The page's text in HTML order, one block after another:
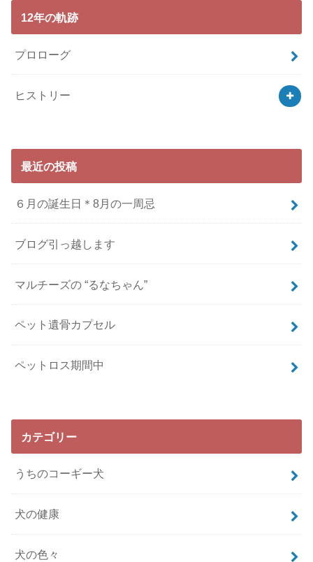
12年の軌跡
プロローグ
ヒストリー
最近の投稿
６月の誕生日＊8月の一周忌
ブログ引っ越します
マルチーズの “るなちゃん”
ペット遺骨カプセル
ペットロス期間中
カテゴリー
うちのコーギー犬
犬の健康
犬の色々